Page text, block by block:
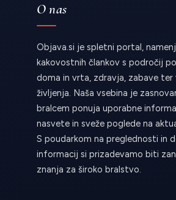
O nas
Objava.si je spletni portal,
kakovostnih člankov s področij
doma in vrta, zdravja, zabave ter
življenja. Naša vsebina je
bralcem ponuja uporabne
nasvete in sveže poglede na
S poudarkom na preglednosti in
informacij si prizadevamo biti
znanja za široko bralstvo.